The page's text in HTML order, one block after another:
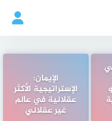
الإيمان:
الإستراتيجية الأكثر
عقلانية في عالم
غير عقلاني